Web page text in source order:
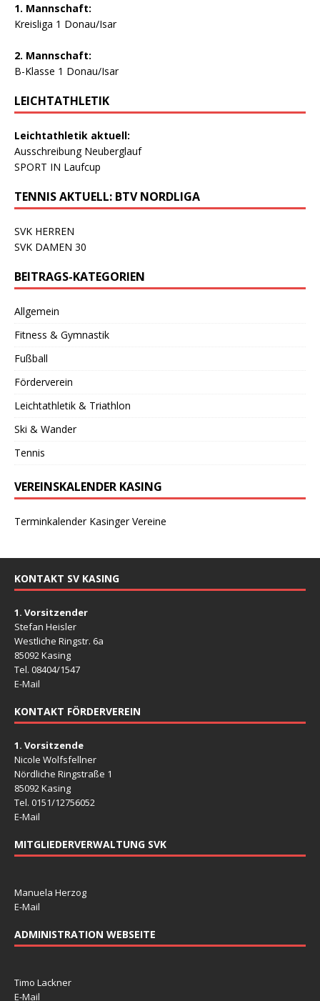
1. Mannschaft:
Kreisliga 1 Donau/Isar
2. Mannschaft:
B-Klasse 1 Donau/Isar
LEICHTATHLETIK
Leichtathletik aktuell:
Ausschreibung Neuberglauf
SPORT IN Laufcup
TENNIS AKTUELL: BTV NORDLIGA
SVK HERREN
SVK DAMEN 30
BEITRAGS-KATEGORIEN
Allgemein
Fitness & Gymnastik
Fußball
Förderverein
Leichtathletik & Triathlon
Ski & Wander
Tennis
VEREINSKALENDER KASING
Terminkalender Kasinger Vereine
KONTAKT SV KASING
1. Vorsitzender
Stefan Heisler
Westliche Ringstr. 6a
85092 Kasing
Tel. 08404/1547
E-Mail
KONTAKT FÖRDERVEREIN
1. Vorsitzende
Nicole Wolfsfellner
Nördliche Ringstraße 1
85092 Kasing
Tel. 0151/12756052
E-Mail
MITGLIEDERVERWALTUNG SVK
Manuela Herzog
E-Mail
ADMINISTRATION WEBSEITE
Timo Lackner
E-Mail